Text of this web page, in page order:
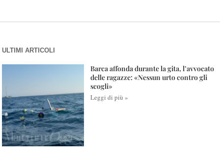
ULTIMI ARTICOLI
Barca affonda durante la gita, l’avvocato
delle ragazze: «Nessun urto contro gli
scogli»
Leggi di più »